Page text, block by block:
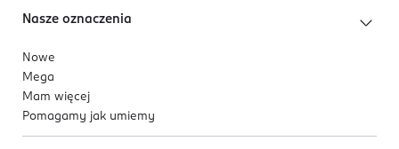
Nasze oznaczenia
Nowe
Mega
Mam więcej
Pomagamy jak umiemy